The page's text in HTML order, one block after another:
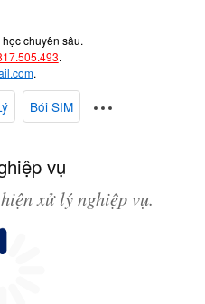
chuyên sâu.
.
.
Bói SIM
vụ
xử lý nghiệp vụ.